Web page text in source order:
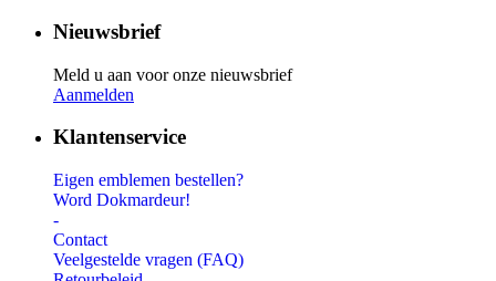
Nieuwsbrief
Meld u aan voor onze nieuwsbrief
Aanmelden
Klantenservice
Eigen emblemen bestellen?
Word Dokmardeur!
-
Contact
Veelgestelde vragen (FAQ)